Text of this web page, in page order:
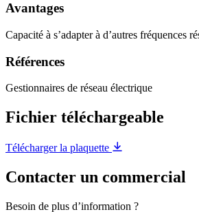
Avantages
Capacité à s’adapter à d’autres fréquences
Références
Gestionnaires de réseau électrique
Fichier téléchargeable
Télécharger la plaquette
Contacter un commercial
Besoin de plus d’information ?